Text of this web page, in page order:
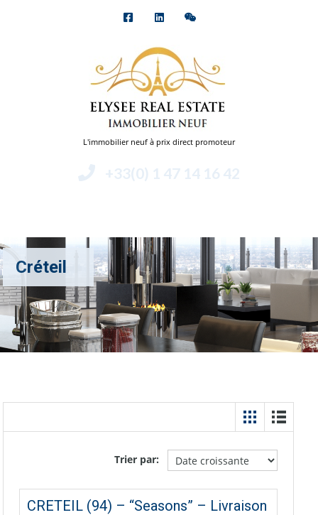
L'immobilier neuf à prix direct promoteur
+33(0) 1 47 14 16 42
Créteil
Trier par:
CRETEIL (94) – “Seasons” – Livraison